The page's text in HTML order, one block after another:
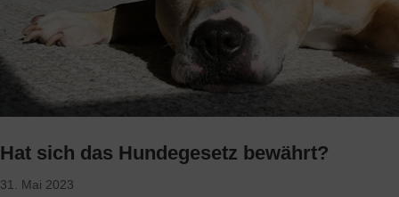
Hat sich das Hundegesetz bewährt?
31. Mai 2023